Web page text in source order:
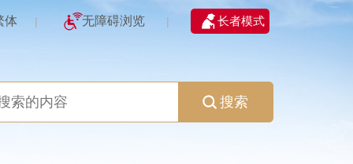
体 | 无障碍浏览 | 长者模式
搜索